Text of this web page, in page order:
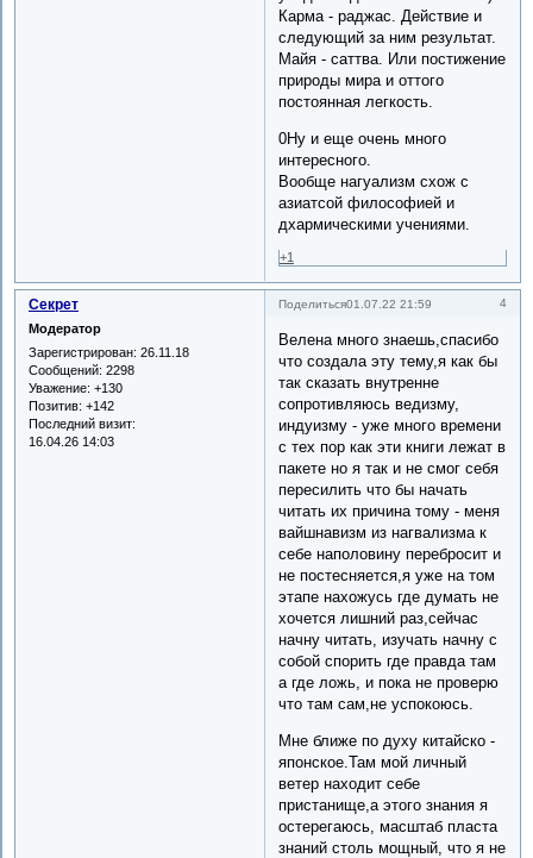
Карма - раджас. Действие и
следующий за ним результат.
Майя - саттва. Или постижение
природы мира и оттого
постоянная легкость.
0Ну и еще очень много
интересного.
Вообще нагуализм схож с
азиатсой философией и
дхармическими учениями.
+1
Поделиться 4
01.07.22 21:59
Секрет
Модератор
Зарегистрирован: 26.11.18
Сообщений: 2298
Уважение: +130
Позитив: +142
Последний визит:
16.04.26 14:03
Велена много знаешь,спасибо
что создала эту тему,я как бы
так сказать внутренне
сопротивляюсь ведизму,
индуизму - уже много времени
с тех пор как эти книги лежат в
пакете но я так и не смог себя
пересилить что бы начать
читать их причина тому - меня
вайшнавизм из нагвализма к
себе наполовину перебросит и
не постесняется,я уже на том
этапе нахожусь где думать не
хочется лишний раз,сейчас
начну читать, изучать начну с
собой спорить где правда там
а где ложь, и пока не проверю
что там сам,не успокоюсь.
Мне ближе по духу китайско -
японское.Там мой личный
ветер находит себе
пристанище,а этого знания я
остерегаюсь, масштаб пласта
знаний столь мощный, что я не